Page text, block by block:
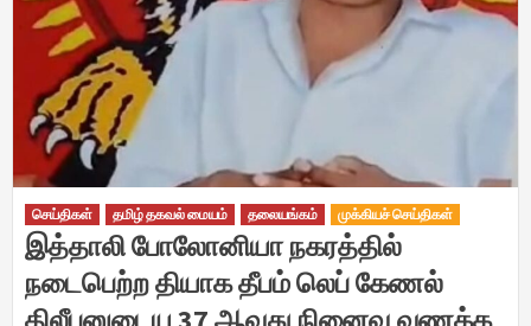
செய்திகள் தமிழ் தகவல் மையம் தலையங்கம் முக்கியச் செய்திகள்
இத்தாலி போலோனியா நகரத்தில்
நடைபெற்ற தியாக தீபம் லெப் கேணல்